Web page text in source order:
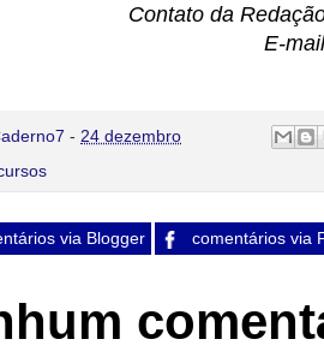
Contato da
E-
- 24 dezembro
via Blogger comentários via